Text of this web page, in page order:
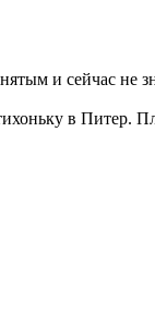
и сейчас
в Питер.